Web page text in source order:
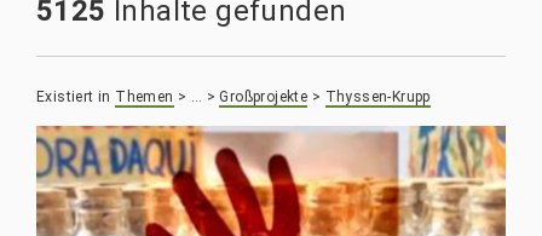
5125 Inhalte gefunden
Existiert in Themen > … >Großprojekte > Thyssen-Krupp